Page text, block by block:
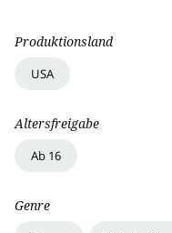
Produktionsland
USA
Altersfreigabe
Ab 16
Genre